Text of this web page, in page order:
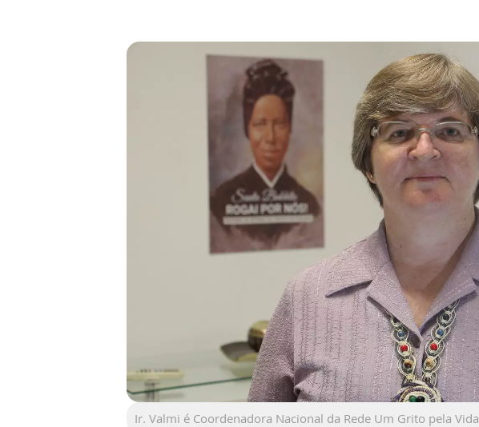
Ir. Valmi é Coordenadora Nacional da Rede Um Grito pela Vida